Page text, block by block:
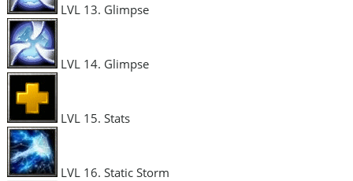
LVL 13. Glimpse
LVL 14. Glimpse
LVL 15. Stats
LVL 16. Static Storm